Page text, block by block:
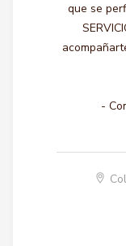
que se
-